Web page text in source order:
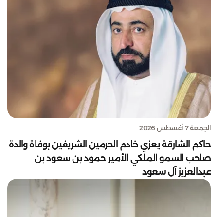
الجمعة 7 أغسطس 2026
حاكم الشارقة يعزي خادم الحرمين الشريفين بوفاة والدة
صاحب السمو الملكي الأمير حمود بن سعود بن
عبدالعزيز آل سعود